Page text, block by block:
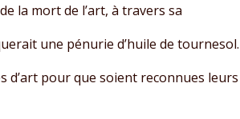
la mort de l’art, à travers sa
une pénurie d’huile de tournesol.
d’art pour que soient reconnues leurs